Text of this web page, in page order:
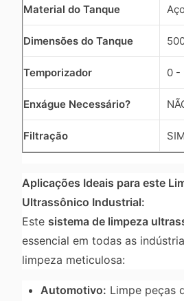
Material do Tanque
Dimensões do Tanque
Temporizador 0 -
Enxágue Necessário?
Filtração
Aplicações Ideais para este
Ultrassônico Industrial:
Este sistema de limpeza
essencial em todas as
limpeza meticulosa:
Automotivo: Limpe peças